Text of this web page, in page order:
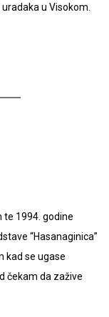
u Visokom.
te 1994. godine
“Hasanaginica”
kad se ugase
čekam da zažive